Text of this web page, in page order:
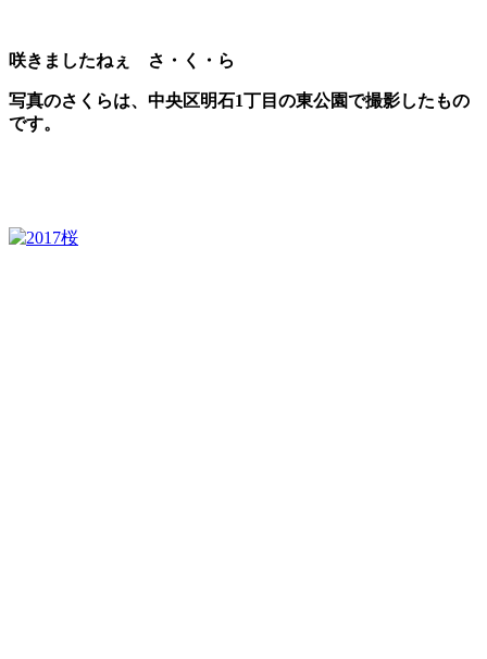
咲きましたねぇ さ・く・ら
写真のさくらは、中央区明石1丁目の東公園で撮影したもの
です。